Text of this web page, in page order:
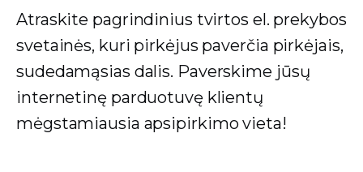
Atraskite pagrindinius tvirtos el. prekybos
svetainės, kuri pirkėjus paverčia pirkėjais,
sudedamąsias dalis. Paverskime jūsų
internetinę parduotuvę klientų
mėgstamiausia apsipirkimo vieta!